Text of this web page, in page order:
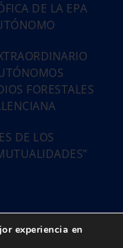
DE LA EPA
FORESTALES
DE LOS
experiencia en